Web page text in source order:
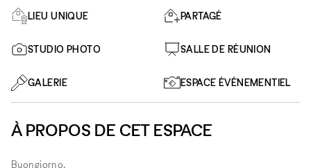
LIEU UNIQUE PARTAGÉ
STUDIO PHOTO SALLE DE RÉUNION
GALERIE ESPACE ÉVÉNEMENTIEL
À PROPOS DE CET ESPACE
Buongiorno,